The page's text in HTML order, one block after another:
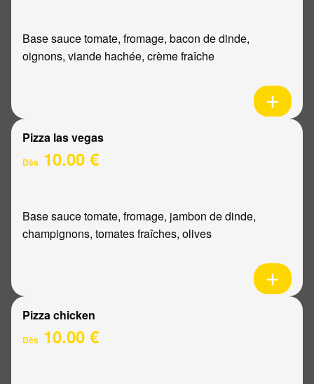
Base sauce tomate, fromage, bacon de dinde,
oignons, viande hachée, crème fraîche
Pizza las vegas
Dès 10.00 €
Base sauce tomate, fromage, jambon de dinde,
champignons, tomates fraîches, olives
Pizza chicken
Dès 10.00 €